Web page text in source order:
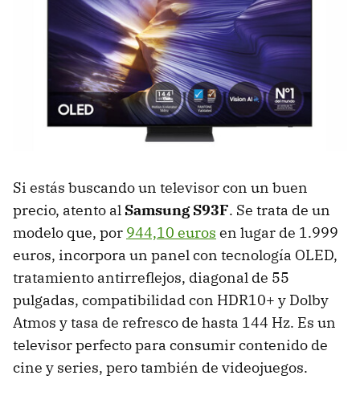
Si estás buscando un televisor con un buen
precio, atento al Samsung S93F. Se trata de un
modelo que, por 944,10 euros en lugar de 1.999
euros, incorpora un panel con tecnología OLED,
tratamiento antirreflejos, diagonal de 55
pulgadas, compatibilidad con HDR10+ y Dolby
Atmos y tasa de refresco de hasta 144 Hz. Es un
televisor perfecto para consumir contenido de
cine y series, pero también de videojuegos.